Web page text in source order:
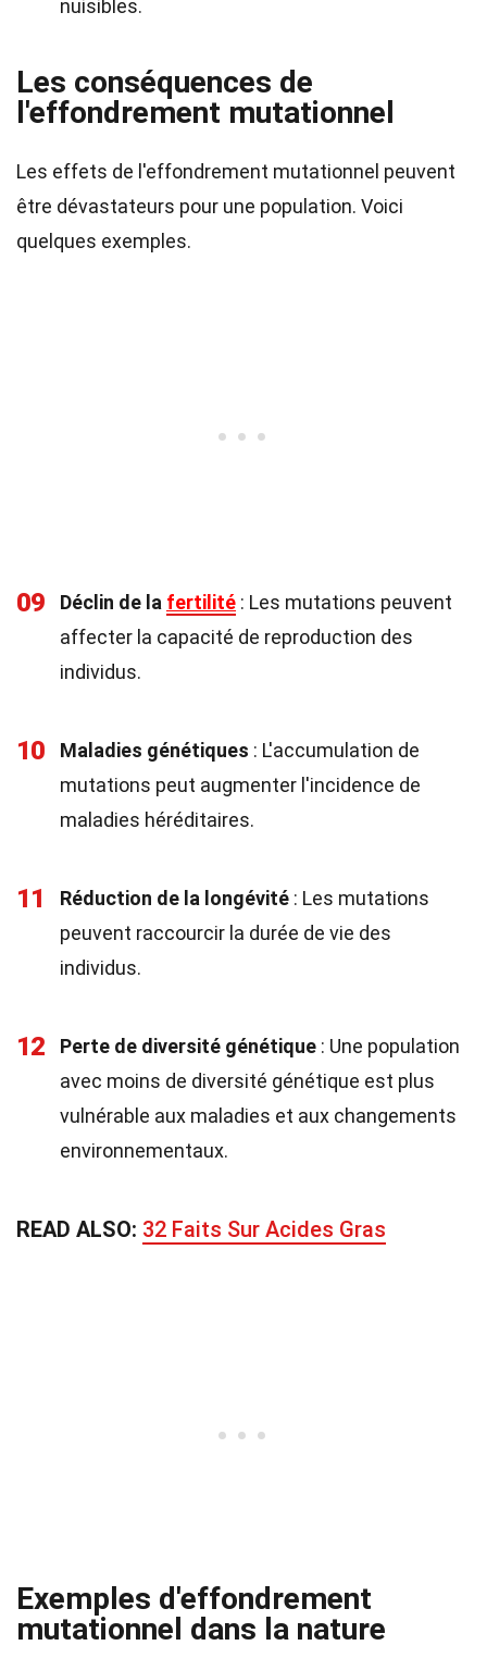
nuisibles.
Les conséquences de
l'effondrement mutationnel
Les effets de l'effondrement mutationnel peuvent
être dévastateurs pour une population. Voici
quelques exemples.
09 Déclin de la fertilité : Les mutations peuvent
affecter la capacité de reproduction des
individus.
10 Maladies génétiques : L'accumulation de
mutations peut augmenter l'incidence de
maladies héréditaires.
11 Réduction de la longévité : Les mutations
peuvent raccourcir la durée de vie des
individus.
12 Perte de diversité génétique : Une population
avec moins de diversité génétique est plus
vulnérable aux maladies et aux changements
environnementaux.
READ ALSO: 32 Faits Sur Acides Gras
Exemples d'effondrement
mutationnel dans la nature